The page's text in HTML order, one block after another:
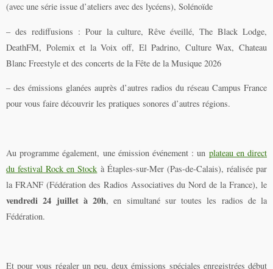
(avec une série issue d’ateliers avec des lycéens), Solénoïde
– des rediffusions : Pour la culture, Rêve éveillé, The Black Lodge,
DeathFM, Polemix et la Voix off, El Padrino, Culture Wax, Chateau
Blanc Freestyle et des concerts de la Fête de la Musique 2026
– des émissions glanées auprès d’autres radios du réseau Campus France
pour vous faire découvrir les pratiques sonores d’autres régions.
Au programme également, une émission événement : un plateau en direct
du festival Rock en Stock à Étaples-sur-Mer (Pas-de-Calais), réalisée par
la FRANF (Fédération des Radios Associatives du Nord de la France), le
vendredi 24 juillet à 20h, en simultané sur toutes les radios de la
Fédération.
Et pour vous régaler un peu, deux émissions spéciales enregistrées début